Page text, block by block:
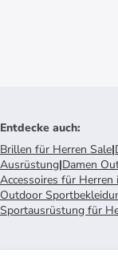
Entdecke auch:
Brillen für Herren Sale|
Ausrüstung|Damen
Accessoires für Herren
Outdoor
Sportausrüstung für